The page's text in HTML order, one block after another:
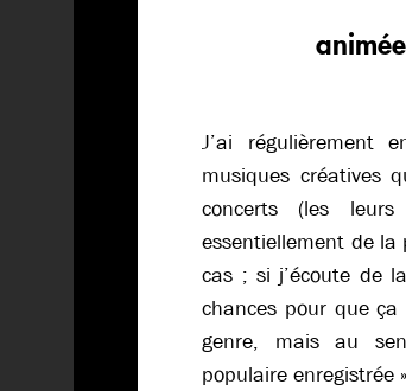
J’ai régulièrement
musiques créatives
concerts (les
essentiellement de la
cas ; si j’écoute de
chances pour que
genre, mais au
populaire enregistrée